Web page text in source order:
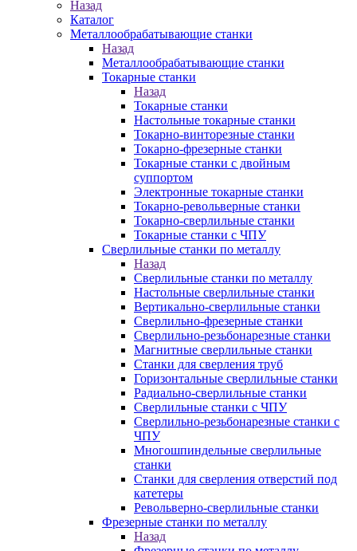
Назад
Каталог
Металлообрабатывающие станки
Назад
Металлообрабатывающие станки
Токарные станки
Назад
Токарные станки
Настольные токарные станки
Токарно-винторезные станки
Токарно-фрезерные станки
Токарные станки с двойным
суппортом
Электронные токарные станки
Токарно-револьверные станки
Токарно-сверлильные станки
Токарные станки с ЧПУ
Сверлильные станки по металлу
Назад
Сверлильные станки по металлу
Настольные сверлильные станки
Вертикально-сверлильные станки
Сверлильно-фрезерные станки
Сверлильно-резьбонарезные станки
Магнитные сверлильные станки
Станки для сверления труб
Горизонтальные сверлильные станки
Радиально-сверлильные станки
Сверлильные станки с ЧПУ
Сверлильно-резьбонарезные станки с
ЧПУ
Многошпиндельные сверлильные
станки
Станки для сверления отверстий под
катетеры
Револьверно-сверлильные станки
Фрезерные станки по металлу
Назад